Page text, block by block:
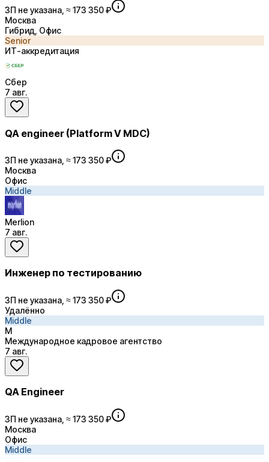
ЗП не указана, ≈ 173 350 ₽
Москва
Гибрид, Офис
Senior
ИТ-аккредитация
Сбер
7 авг.
QA engineer (Platform V MDC)
ЗП не указана, ≈ 173 350 ₽
Москва
Офис
Middle
Merlion
7 авг.
Инженер по тестированию
ЗП не указана, ≈ 173 350 ₽
Удалённо
Middle
М
Международное кадровое агентство
7 авг.
QA Engineer
ЗП не указана, ≈ 173 350 ₽
Москва
Офис
Middle